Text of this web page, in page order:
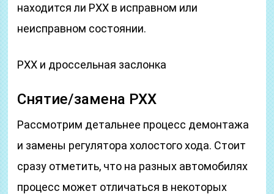
находится ли РХХ в исправном или
неисправном состоянии.
РХХ и дроссельная заслонка
Снятие/замена РХХ
Рассмотрим детальнее процесс демонтажа
и замены регулятора холостого хода. Стоит
сразу отметить, что на разных автомобилях
процесс может отличаться в некоторых